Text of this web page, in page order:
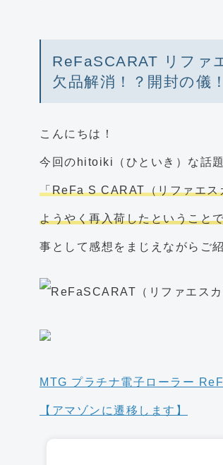
ReFaSCARAT リファ
欠品解消！？開封の儀！
こんにちは！
今回のhitoiki（ひといき）な話題
「ReFa S CARAT（リファエス
ようやく再入荷したということ
事として感想をまじえながらご紹
MTG プラチナ電子ローラー
【アマゾンに遷移します】